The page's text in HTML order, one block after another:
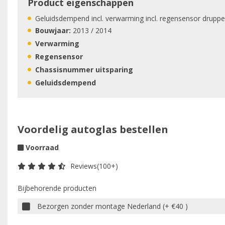
Product eigenschappen
Geluidsdempend incl. verwarming incl. regensensor
Bouwjaar: 2013 / 2014
Verwarming
Regensensor
Chassisnummer uitsparing
Geluidsdempend
Voordelig autoglas bestellen
Voorraad
Reviews(100+)
Bijbehorende producten
Bezorgen zonder montage Nederland (+ €40 )